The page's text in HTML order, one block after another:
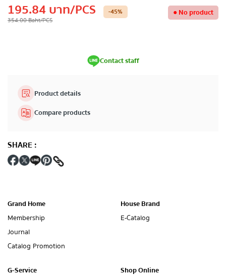
195.84 บาท/PCS
354.00Baht/PCS
-45% ●No product
Contact staff
Product details
Compare products
SHARE:
Grand Home
Membership
Journal
Catalog Promotion
House Brand
E-Catalog
G-Service
Shop Online